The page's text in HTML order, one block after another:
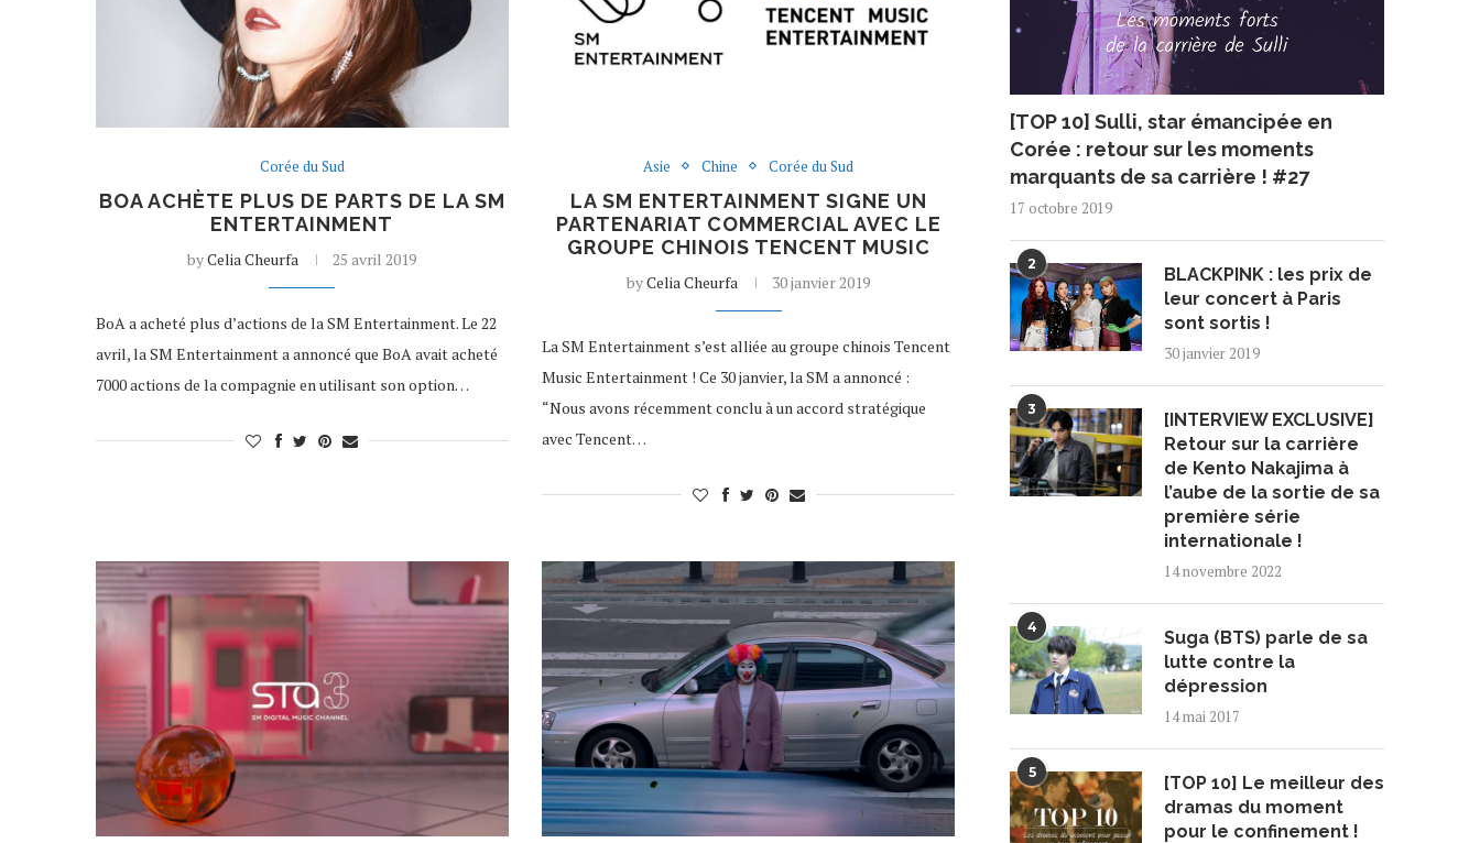
Corée du Sud
BOA ACHÈTE PLUS DE PARTS DE LA SM
ENTERTAINMENT
byCelia Cheurfa 25 avril 2019
BoA a acheté plus d’actions de la SM Entertainment. Le 22
avril, la SM Entertainment a annoncé que BoA avait acheté
7000 actions de la compagnie en utilisant son option…
Asie Chine Corée du Sud
LA SM ENTERTAINMENT SIGNE UN
PARTENARIAT COMMERCIAL AVEC LE
GROUPE CHINOIS TENCENT MUSIC
byCelia Cheurfa 30 janvier 2019
La SM Entertainment s’est alliée au groupe chinois Tencent
Music Entertainment ! Ce 30 janvier, la SM a annoncé :
“Nous avons récemment conclu à un accord stratégique
avec Tencent…
[TOP 10] Sulli, star émancipée en
Corée : retour sur les moments
marquants de sa carrière ! #27
17 octobre 2019
2
BLACKPINK : les prix de
leur concert à Paris
sont sortis !
30 janvier 2019
3
[INTERVIEW EXCLUSIVE]
Retour sur la carrière
de Kento Nakajima à
l’aube de la sortie de sa
première série
internationale !
14 novembre 2022
4
Suga (BTS) parle de sa
lutte contre la
dépression
14 mai 2017
5
[TOP 10] Le meilleur des
dramas du moment
pour le confinement !